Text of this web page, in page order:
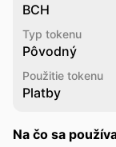
BCH
Typ tokenu
Pôvodný
Použitie tokenu
Platby
Na čo sa